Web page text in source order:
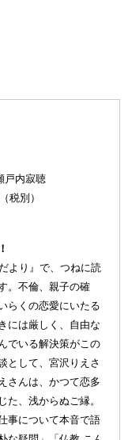
戸内寂聴
税別）
より』で、つねに読
。不倫、親子の確
らくの恋愛にいたる
には厳しく、自由な
でいる解決策がこの
として、宮沢りえさ
さんは、かつて恋多
た、浅からぬご縁。
事について本音で語